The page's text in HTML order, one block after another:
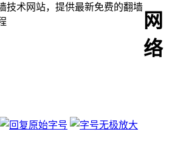
技术网站，提供最新免费的翻墙
网
络